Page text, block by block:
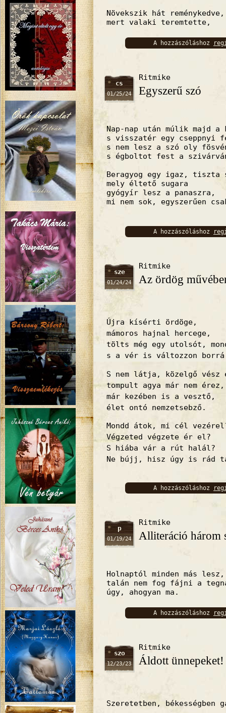
Növekszik hát reménykedve,
mert valaki teremtette,
A hozzászóláshoz
cs
01/25/24
Ritmike
Egyszerű szó
Nap-nap után múlik majd
s visszatér egy cseppnyi
s nem lesz a szó oly
s égboltot fest a
Beragyog egy igaz, tiszta
mely éltető sugara
gyógyír lesz a panaszra,
mi nem sok, egyszerűen
A hozzászóláshoz
sze
01/24/24
Ritmike
Az ördög
Újra kísérti ördöge,
mámoros hajnal hercege,
tölts még egy utolsót,
s a vér is változzon
S nem látja, közelgő vész
tompult agya már nem érez,
már kezében is a vesztő,
élet ontó nemzetsebző.
Mondd átok, mi cél
Végzeted végzete ér el?
S hiába vár a rút halál?
Ne bújj, hisz úgy is rád
A hozzászóláshoz
p
01/19/24
Ritmike
Alliteráció három
Holnaptól minden más lesz,
talán nem fog fájni a
úgy, ahogyan ma.
A hozzászóláshoz
szo
12/23/23
Ritmike
Áldott ünnepeket!
Szeretetben, békességben